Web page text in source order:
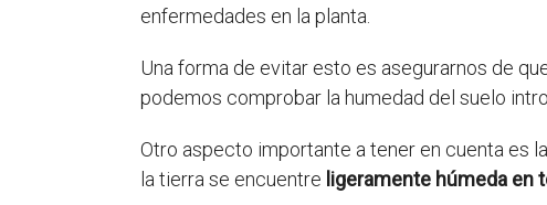
enfermedades en la planta.
Una forma de evitar esto es asegurarnos de
podemos comprobar la humedad del suelo
Otro aspecto importante a tener en cuenta es
la tierra se encuentre ligeramente húmeda en